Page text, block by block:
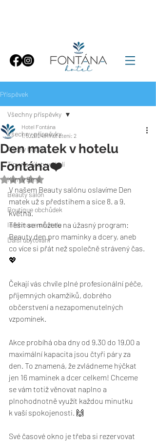
Příspěvek
Všechny příspěvky
Akce v hotelu
Tipy na výlety v okolí
Kam v Brně
Beauty salón
Boutique obchůdek
Informace o hotelu
Další ubytování
Všechny příspěvky
Den matek v hotelu
Fontána❤️
Hotel Fontána
1. 5. 2024Minut čtení: 2
Hodnoceno NaN z 5 hvězdiček.
V našem Beauty salónu oslavíme Den
matek už s předstihem a sice 8. a 9.
května.
Těšit se můžete na úžasný program:
Beauty den pro maminky a dcery, aneb
co více si přát než společně strávený čas.
💖
Čekají vás chvíle plné profesionální péče,
příjemných okamžiků, dobrého
občerstvení a nezapomenutelných
vzpomínek.
Akce probíhá oba dny od 9.30 do 19.00 a
maximální kapacita jsou čtyři páry za
den. To znamená, že zvládneme hýčkat
jen 16 maminek a dcer celkem! Chceme
se vám totiž věnovat naplno a
plnohodnotně využít každou minutku
k vaší spokojenosti. 🙌
Své časové okno je třeba si rezervovat